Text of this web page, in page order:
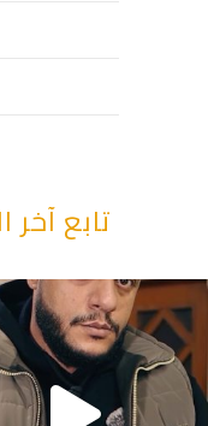
تابع
“وقت بيمرق